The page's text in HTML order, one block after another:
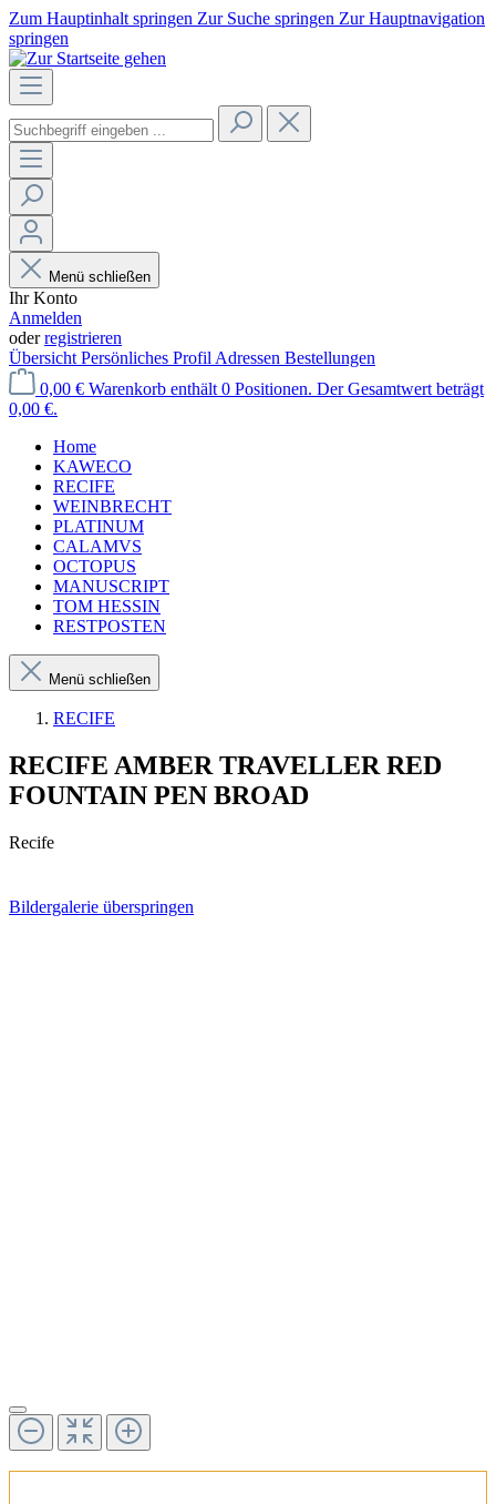
Zum Hauptinhalt springen Zur Suche springen Zur Hauptnavigation
springen
Menü schließen
Ihr Konto
Anmelden
oderregistrieren
Übersicht Persönliches Profil Adressen Bestellungen
0,00 € Warenkorb enthält 0 Positionen. Der Gesamtwert beträgt
0,00 €.
Home
KAWECO
RECIFE
WEINBRECHT
PLATINUM
CALAMVS
OCTOPUS
MANUSCRIPT
TOM HESSIN
RESTPOSTEN
Menü schließen
RECIFE
RECIFE AMBER TRAVELLER RED
FOUNTAIN PEN BROAD
Recife
Bildergalerie überspringen